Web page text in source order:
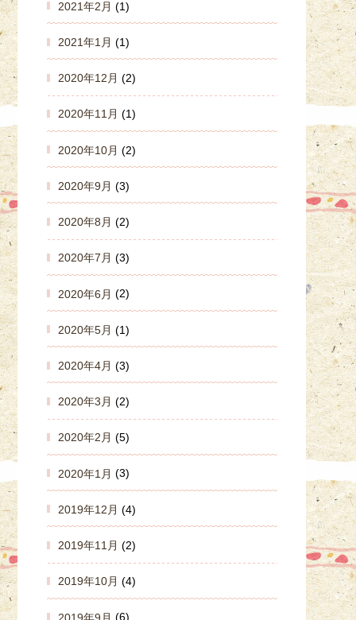
2021年2月 (1)
2021年1月 (1)
2020年12月 (2)
2020年11月 (1)
2020年10月 (2)
2020年9月 (3)
2020年8月 (2)
2020年7月 (3)
2020年6月 (2)
2020年5月 (1)
2020年4月 (3)
2020年3月 (2)
2020年2月 (5)
2020年1月 (3)
2019年12月 (4)
2019年11月 (2)
2019年10月 (4)
2019年9月 (6)